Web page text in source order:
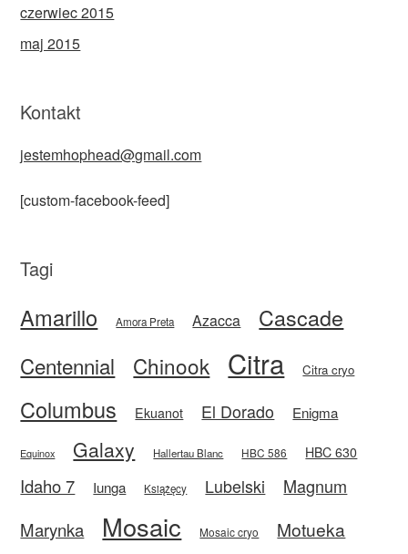
czerwiec 2015
maj 2015
Kontakt
jestemhophead@gmail.com
[custom-facebook-feed]
Tagi
Amarillo Amora Preta Azacca Cascade
Centennial Chinook Citra Citra cryo
Columbus Ekuanot El Dorado Enigma
Equinox Galaxy Hallertau Blanc HBC 586 HBC 630
Idaho 7 Iunga Książęcy Lubelski
Magnum
Marynka
Mosaic Mosaic cryo Motueka